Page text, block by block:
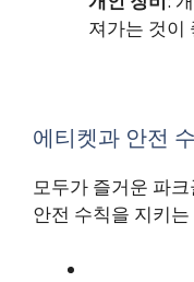
져가는 것이
에티켓과 안전
모두가 즐거운 파
안전 수칙을 지키